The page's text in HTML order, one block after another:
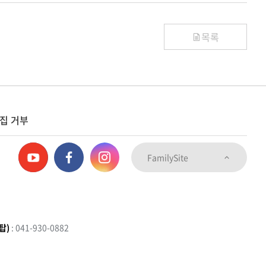
목록
거부
) : 041-930-0882
FamilySite